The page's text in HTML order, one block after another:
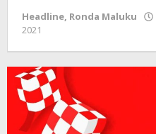
Headline, Ronda Maluku
2021